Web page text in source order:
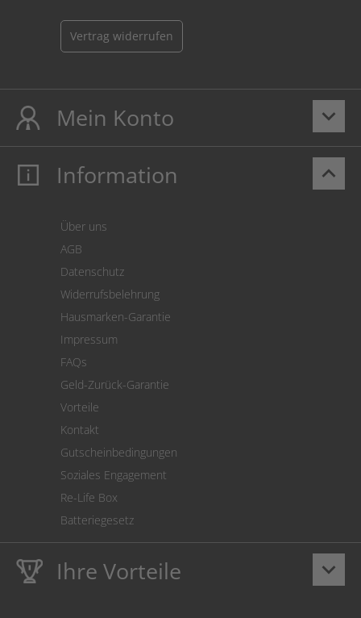
Vertrag widerrufen
keyboard_arrow_down
Mein Konto
Mein Konto
Cookie Einstellungen
keyboard_arrow_up
Information
Über uns
AGB
Datenschutz
Widerrufsbelehrung
Hausmarken-Garantie
Impressum
FAQs
Geld-Zurück-Garantie
Vorteile
Kontakt
Gutscheinbedingungen
Soziales Engagement
Re-Life Box
Batteriegesetz
keyboard_arrow_down
Ihre Vorteile